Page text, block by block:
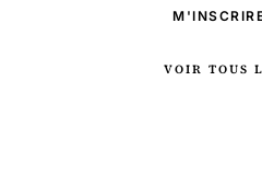
VOIR TOUS